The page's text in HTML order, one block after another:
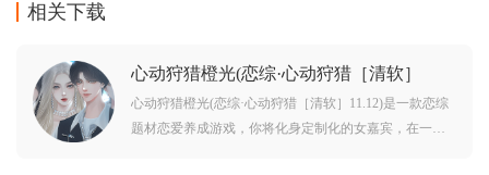
相关下载
心动狩猎橙光(恋综·心动狩猎［清软］
11.12)v清软 安卓版
心动狩猎橙光(恋综·心动狩猎［清软］11.12)是一款恋综
题材恋爱养成游戏，你将化身定制化的女嘉宾，在一座